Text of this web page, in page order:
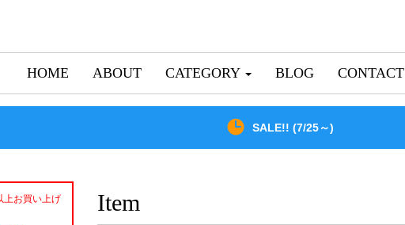
HOME ABOUT CATEGORY BLOG CONTACT
SALE!! (7/25～)
Item
上お買い上げ